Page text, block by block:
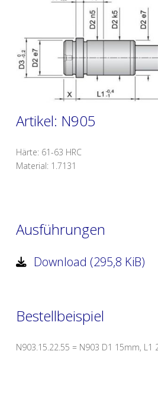
Artikel: N905
Härte: 61-63 HRC
Material: 1.7131
Ausführungen
Download (295,8 KiB)
Bestellbeispiel
N903.15.22.55 = N903 D1 15mm, L1